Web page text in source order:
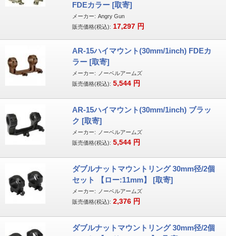
FDEカラー [取寄]
メーカー: Angry Gun
販売価格(税込): 17,297 円
AR-15ハイマウント(30mm/1inch) FDEカ
ラー [取寄]
メーカー:
ノーベルアームズ
販売価格(税込): 5,544 円
AR-15ハイマウント(30mm/1inch) ブラッ
ク [取寄]
メーカー:
ノーベルアームズ
販売価格(税込): 5,544 円
ダブルナットマウントリング 30mm径/2個
セット 【ロー:11mm】 [取寄]
メーカー:
ノーベルアームズ
販売価格(税込): 2,376 円
ダブルナットマウントリング 30mm径/2個